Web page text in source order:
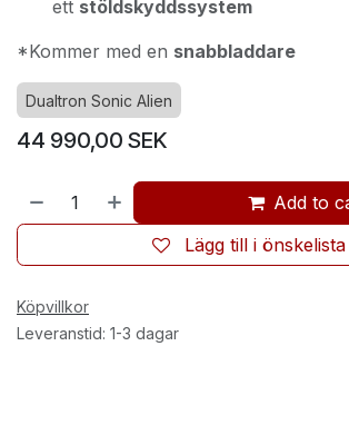
ett stöldskyddssystem
*Kommer med en snabbladdare
Dualtron Sonic Alien
44 990,00 SEK
Add to
Lägg till i önskelista
Köpvillkor
Leveranstid: 1-3 dagar